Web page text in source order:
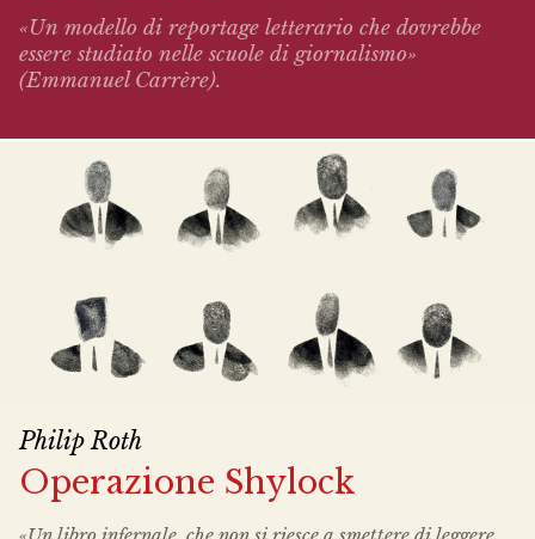
«Un modello di reportage letterario che dovrebbe
essere studiato nelle scuole di giornalismo»
(Emmanuel Carrère).
Philip Roth
Operazione Shylock